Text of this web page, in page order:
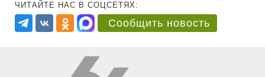
ЧИТАЙТЕ НАС В СОЦСЕТЯХ:
Сообщить новость